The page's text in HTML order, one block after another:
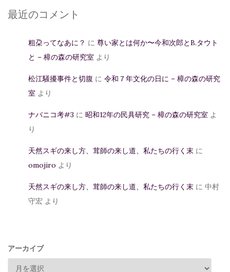
最近のコメント
粗朶ってなあに？ に 尊い家とは何か〜今和次郎とB.タウト
と – 樟の森の研究室 より
松江騒擾事件と切腹 に 令和７年文化の日に – 樟の森の研究
室 より
ナバニコ考#3 に 昭和12年の民具研究 – 樟の森の研究室 よ
り
天然スギの来し方、茸師の来し道、私たちの行く末 に
omojiro より
天然スギの来し方、茸師の来し道、私たちの行く末 に 中村
守宏 より
アーカイブ